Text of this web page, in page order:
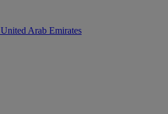
United Arab Emirates